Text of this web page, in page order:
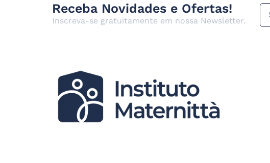
Receba Novidades e Ofertas!
Inscreva-se gratuitamente em nossa Newsletter.